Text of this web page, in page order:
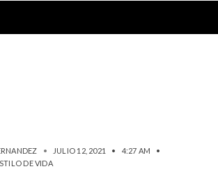
• JULIO 12, 2021 • 4:27 AM
•
DE VIDA